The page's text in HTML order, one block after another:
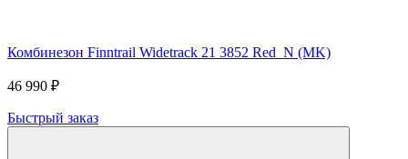
Комбинезон Finntrail Widetrack 21 3852 Red_N (MK)
46 990 ₽
Быстрый заказ